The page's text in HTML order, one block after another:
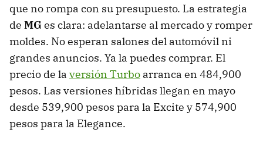
que no rompa con su presupuesto. La estrategia
de MGes clara: adelantarse al mercado y romper
moldes. No esperan salones del automóvil ni
grandes anuncios. Ya la puedes comprar. El
precio de la versión Turbo arranca en 484,900
pesos. Las versiones híbridas llegan en mayo
desde 539,900 pesos para la Excite y 574,900
pesos para la Elegance.